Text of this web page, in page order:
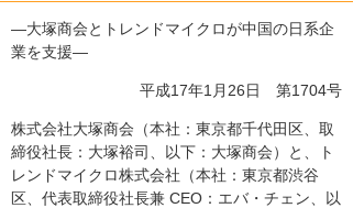
―大塚商会とトレンドマイクロが中国の日系企
業を支援―
平成17年1月26日 第1704号
株式会社大塚商会（本社：東京都千代田区、取
締役社長：大塚裕司、以下：大塚商会）と、ト
レンドマイクロ株式会社（本社：東京都渋谷
区、代表取締役社長兼 CEO：エバ・チェン、以